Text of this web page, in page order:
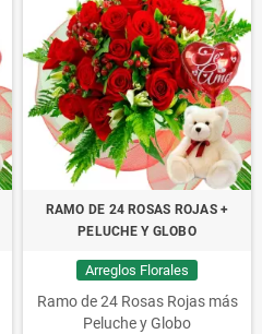
RAMO DE 24 ROSAS ROJAS +
PELUCHE Y GLOBO
Arreglos Florales
Ramo de 24 Rosas Rojas más
Peluche y Globo